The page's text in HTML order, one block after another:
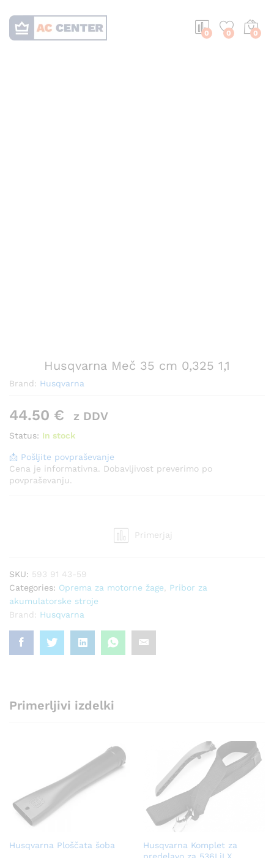
0 0 0
Husqvarna Meč 35 cm 0,325 1,1
Brand: Husqvarna
44.50 € z DDV
Status: In stock
📩 Pošljite povpraševanje
Cena je informativna. Dobavljivost preverimo po
povpraševanju.
Primerjaj
SKU: 593 91 43-59
Categories: Oprema za motorne žage
Pribor za
akumulatorske stroje
Brand: Husqvarna
Primerljivi izdelki
Husqvarna Ploščata šoba
Husqvarna Komplet za